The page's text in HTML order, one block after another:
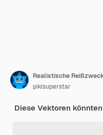
Realistische
pikisuperstar
Diese Vektoren